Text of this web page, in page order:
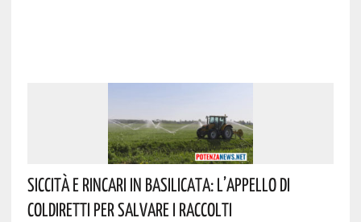
Siccità E Rincari In Basilicata: L’appello Di
Coldiretti Per Salvare I Raccolti